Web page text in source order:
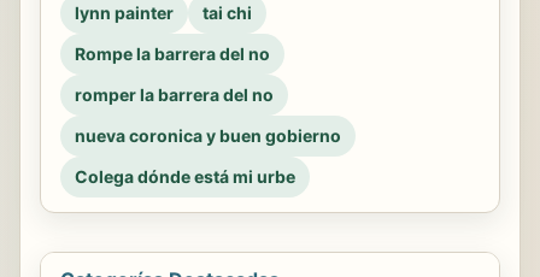
lynn painter
tai chi
Rompe la barrera del no
romper la barrera del no
nueva coronica y buen gobierno
Colega dónde está mi urbe